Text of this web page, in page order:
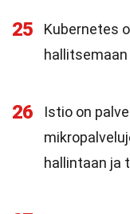
25
Kubernetes
26
Istio on
hallintaan ja